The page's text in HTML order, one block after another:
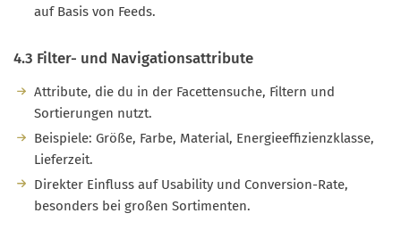
auf Basis von Feeds.
4.3 Filter- und Navigationsattribute
Attribute, die du in der Facettensuche, Filtern und
Sortierungen nutzt.
Beispiele: Größe, Farbe, Material, Energieeffizienzklasse,
Lieferzeit.
Direkter Einfluss auf Usability und Conversion-Rate,
besonders bei großen Sortimenten.